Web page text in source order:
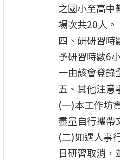
之國小至高中
場次共20人。
四、研研習時
予研習時數6
一由該會登錄
五、其他注意
(一)本工作坊
盡量自行攜帶
(二)如遇人事
日研習取消，